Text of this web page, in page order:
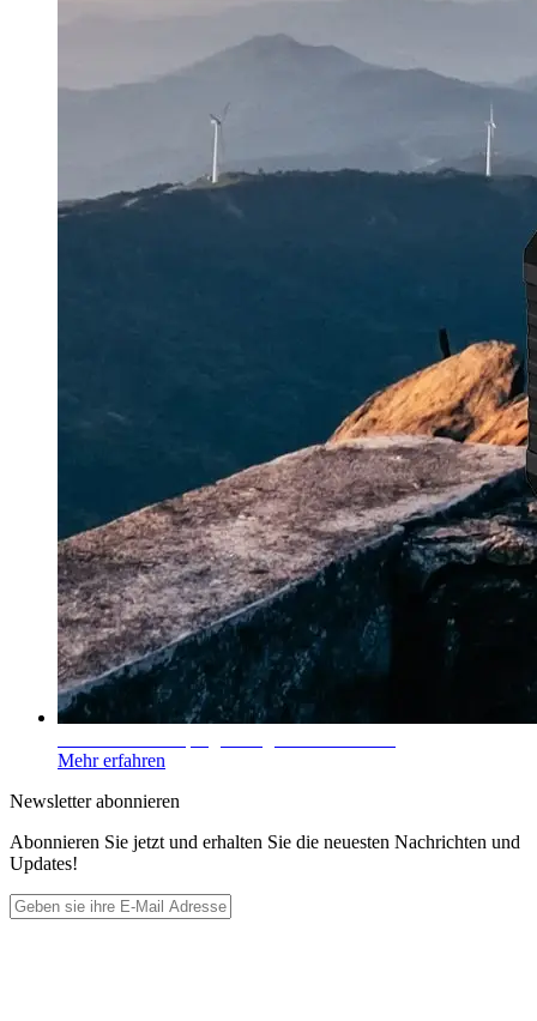
Mehr erfahren
Newsletter abonnieren
Abonnieren Sie jetzt und erhalten Sie die neuesten Nachrichten und
Updates!